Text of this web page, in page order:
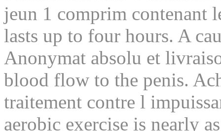
jeun 1 comprim contenant
lasts up to four hours. A
Anonymat absolu et
blood flow to the penis.
traitement contre l
aerobic exercise is nearly